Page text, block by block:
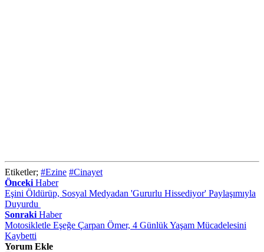
Etiketler; #Ezine #Cinayet
Önceki Haber
Eşini Öldürüp, Sosyal Medyadan 'Gururlu Hissediyor' Paylaşımıyla
Duyurdu
Sonraki Haber
Motosikletle Eşeğe Çarpan Ömer, 4 Günlük Yaşam Mücadelesini
Kaybetti
Yorum Ekle